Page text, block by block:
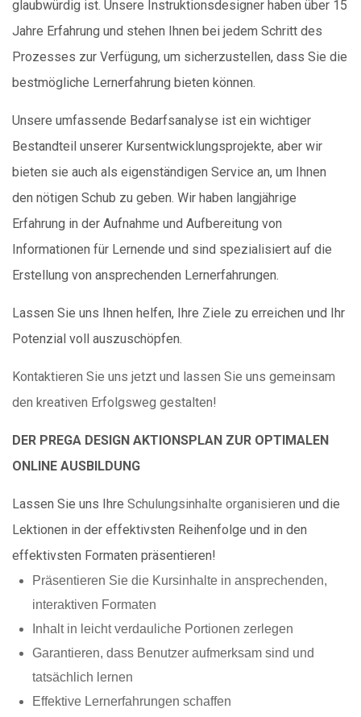
glaubwürdig ist. Unsere Instruktionsdesigner haben über 15
Jahre Erfahrung und stehen Ihnen bei jedem Schritt des
Prozesses zur Verfügung, um sicherzustellen, dass Sie die
bestmögliche Lernerfahrung bieten können.
Unsere umfassende Bedarfsanalyse ist ein wichtiger
Bestandteil unserer Kursentwicklungsprojekte, aber wir
bieten sie auch als eigenständigen Service an, um Ihnen
den nötigen Schub zu geben. Wir haben langjährige
Erfahrung in der Aufnahme und Aufbereitung von
Informationen für Lernende und sind spezialisiert auf die
Erstellung von ansprechenden Lernerfahrungen.
Lassen Sie uns Ihnen helfen, Ihre Ziele zu erreichen und Ihr
Potenzial voll auszuschöpfen.
Kontaktieren Sie uns jetzt und lassen Sie uns gemeinsam
den kreativen Erfolgsweg gestalten!
DER PREGA DESIGN AKTIONSPLAN ZUR OPTIMALEN
ONLINE AUSBILDUNG
Lassen Sie uns Ihre Schulungsinhalte organisieren und die
Lektionen in der effektivsten Reihenfolge und in den
effektivsten Formaten präsentieren!
Präsentieren Sie die Kursinhalte in ansprechenden,
interaktiven Formaten
Inhalt in leicht verdauliche Portionen zerlegen
Garantieren, dass Benutzer aufmerksam sind und
tatsächlich lernen
Effektive Lernerfahrungen schaffen